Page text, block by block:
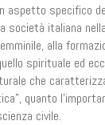
aspetto specifico
società italiana
alla
spirituale ed
che
quanto
civile.